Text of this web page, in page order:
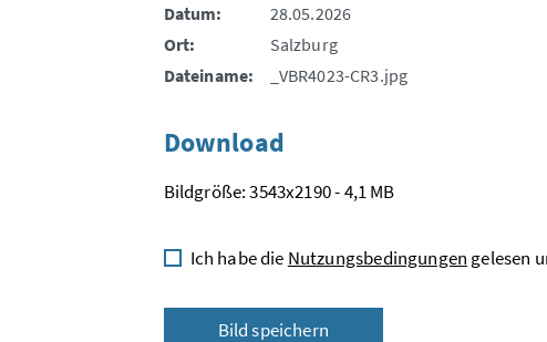
Datum:
28.05.2026
Ort:
Salzburg
Dateiname:
_VBR4023-CR3.jpg
Download
Bildgröße: 3543x2190 - 4,1 MB
Ich habe die Nutzungsbedingungen gelesen
Bild speichern